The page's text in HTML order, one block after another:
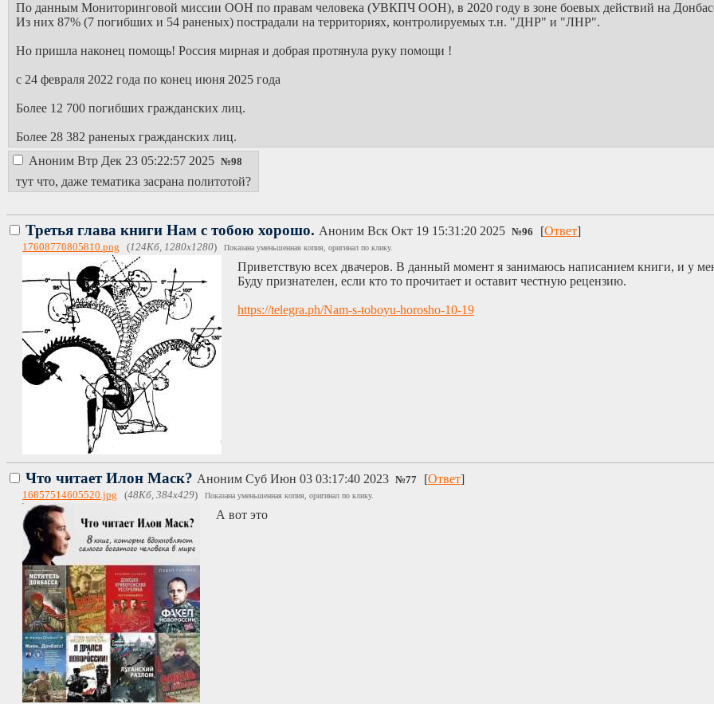
По данным Мониторинговой миссии ООН по правам человека (УВКПЧ ООН), в 2020 году в зоне боевых действий на
Из них 87% (7 погибших и 54 раненых) пострадали на территориях, контролируемых т.н. "ДНР" и "ЛНР".
Но пришла наконец помощь! Россия мирная и добрая протянула руку помощи !
с 24 февраля 2022 года по конец июня 2025 года
Более 12 700 погибших гражданских лиц.
Более 28 382 раненых гражданских лиц.
Аноним Втр Дек 23 05:22:57 2025 №98
тут что, даже тематика засрана политотой?
Третья глава книги Нам с тобою хорошо. Аноним Вск Окт 19 15:31:20 2025 №96 [Ответ]
17608770805810.png (124Кб, 1280x1280) Показана уменьшенная копия, оригинал по клику.
Приветствую всех двачеров. В данный момент я занимаюсь написанием книги, и у
Буду признателен, если кто то прочитает и оставит честную рецензию.
https://telegra.ph/Nam-s-toboyu-horosho-10-19
Что читает Илон Маск? Аноним Суб Июн 03 03:17:40 2023 №77 [Ответ]
16857514605520.jpg (48Кб, 384x429) Показана уменьшенная копия, оригинал по клику.
А вот это